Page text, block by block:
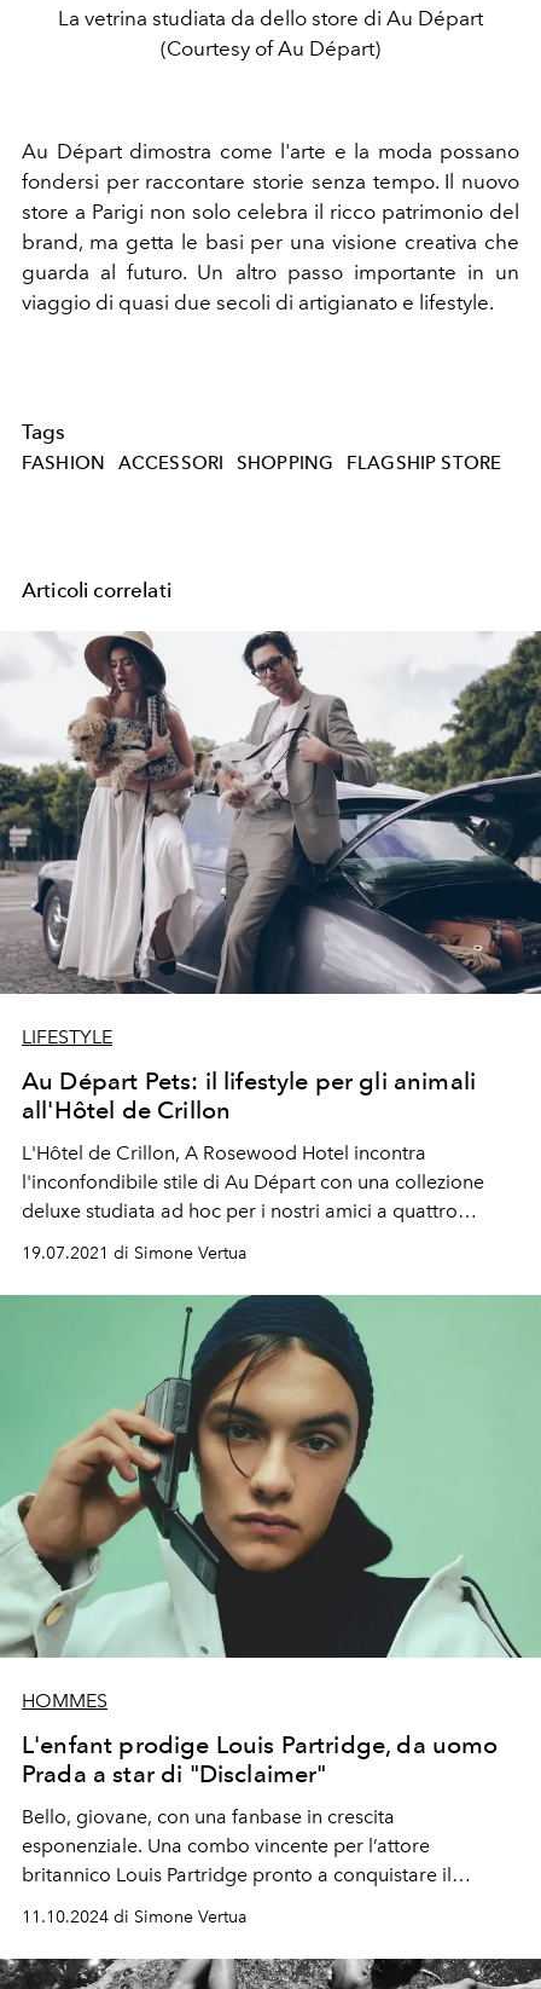
La vetrina studiata da dello store di Au Départ
(Courtesy of Au Départ)
Au Départ dimostra come l'arte e la moda possano
fondersi per raccontare storie senza tempo. Il nuovo
store a Parigi non solo celebra il ricco patrimonio del
brand, ma getta le basi per una visione creativa che
guarda al futuro. Un altro passo importante in un
viaggio di quasi due secoli di artigianato e lifestyle.
Tags
FASHION ACCESSORI SHOPPING FLAGSHIP STORE
Articoli correlati
LIFESTYLE
Au Départ Pets: il lifestyle per gli animali
all'Hôtel de Crillon
L'Hôtel de Crillon, A Rosewood Hotel incontra
l'inconfondibile stile di Au Départ con una collezione
deluxe studiata ad hoc per i nostri amici a quattro
19.07.2021 di Simone Vertua
HOMMES
L'enfant prodige Louis Partridge, da uomo
Prada a star di "Disclaimer"
Bello, giovane, con una fanbase in crescita
esponenziale. Una combo vincente per l’attore
britannico Louis Partridge pronto a conquistare il
pubblico con
11.10.2024 di Simone Vertua